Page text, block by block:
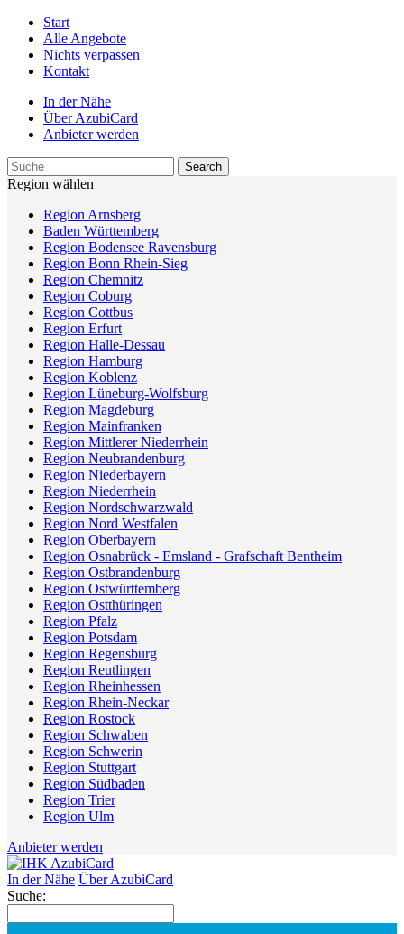
Start
Alle Angebote
Nichts verpassen
Kontakt
In der Nähe
Über AzubiCard
Anbieter werden
Region wählen
Region Arnsberg
Baden Württemberg
Region Bodensee Ravensburg
Region Bonn Rhein-Sieg
Region Chemnitz
Region Coburg
Region Cottbus
Region Erfurt
Region Halle-Dessau
Region Hamburg
Region Koblenz
Region Lüneburg-Wolfsburg
Region Magdeburg
Region Mainfranken
Region Mittlerer Niederrhein
Region Neubrandenburg
Region Niederbayern
Region Niederrhein
Region Nordschwarzwald
Region Nord Westfalen
Region Oberbayern
Region Osnabrück - Emsland - Grafschaft Bentheim
Region Ostbrandenburg
Region Ostwürttemberg
Region Ostthüringen
Region Pfalz
Region Potsdam
Region Regensburg
Region Reutlingen
Region Rheinhessen
Region Rhein-Neckar
Region Rostock
Region Schwaben
Region Schwerin
Region Stuttgart
Region Südbaden
Region Trier
Region Ulm
Anbieter werden
In der Nähe Über AzubiCard
Suche: